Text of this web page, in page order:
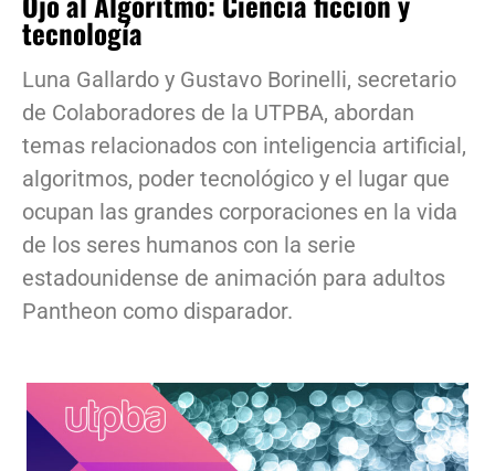
tecnología
Luna Gallardo y Gustavo Borinelli, secretario
de Colaboradores de la UTPBA, abordan
temas relacionados con inteligencia artificial,
algoritmos, poder tecnológico y el lugar que
ocupan las grandes corporaciones en la vida
de los seres humanos con la serie
estadounidense de animación para adultos
Pantheon como disparador.